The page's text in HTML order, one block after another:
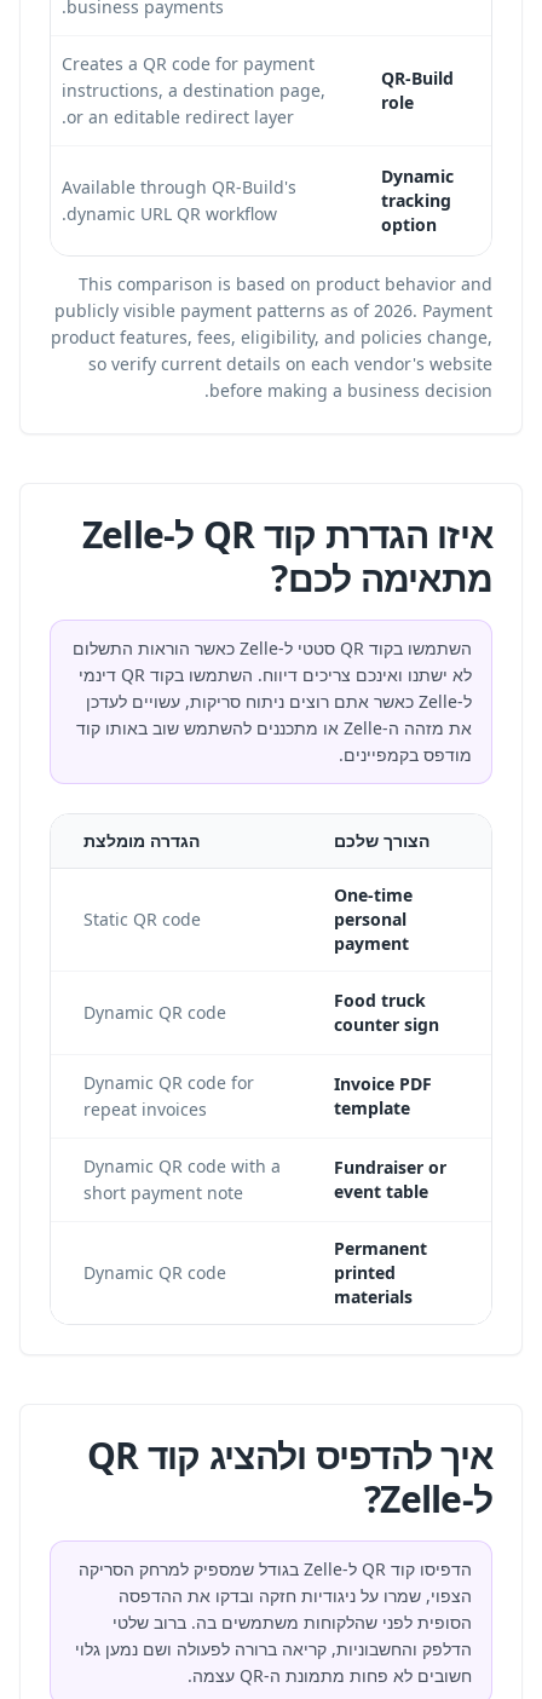
business payments.
QR-Build
role
Creates a QR code for payment
instructions, a destination page,
or an editable redirect layer.
Dynamic
tracking
option
Available through QR-Build's
dynamic URL QR workflow.
This comparison is based on product behavior and
publicly visible payment patterns as of 2026. Payment
product features, fees, eligibility, and policies change,
so verify current details on each vendor's website
before making a business decision.
איזו הגדרת קוד QR ל-Zelle
מתאימה לכם?
השתמשו בקוד QR סטטי ל-Zelle כאשר הוראות התשלום
לא ישתנו ואינכם צריכים דיווח. השתמשו בקוד QR דינמי
ל-Zelle כאשר אתם רוצים ניתוח סריקות, עשויים לעדכן
את מזהה ה-Zelle או מתכננים להשתמש שוב באותו קוד
מודפס בקמפיינים.
הצורך שלכם הגדרה מומלצת
One-time
personal
payment
Static QR code
Food truck
counter sign
Dynamic QR code
Invoice PDF
template
Dynamic QR code for
repeat invoices
Fundraiser or
event table
Dynamic QR code with a
short payment note
Permanent
printed
materials
Dynamic QR code
איך להדפיס ולהציג קוד QR
ל-Zelle?
הדפיסו קוד QR ל-Zelle בגודל שמספיק למרחק הסריקה
הצפוי, שמרו על ניגודיות חזקה ובדקו את ההדפסה
הסופית לפני שהלקוחות משתמשים בה. ברוב שלטי
הדלפק והחשבוניות, קריאה ברורה לפעולה ושם נמען גלוי
חשובים לא פחות מתמונת ה-QR עצמה.